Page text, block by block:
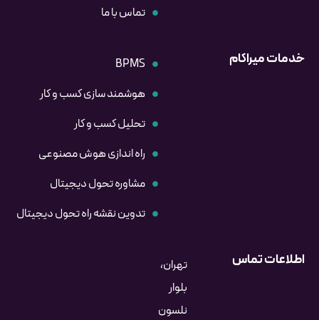
تماس با ما
خدمات میراکام
BPMS
هوشمند سازی کسب و کار
تحلیل کسب و کار
راه اندازی هوش مصنوعی
مشاوره تحول دیجیتال
تدوین نقشه راه تحول دیجیتال
اطلاعات تماس
تهران،
بلوار
نلسون